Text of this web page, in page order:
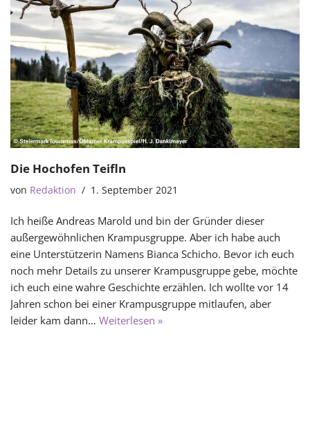
Die Hochofen Teifln
von Redaktion 1. September 2021
Ich heiße Andreas Marold und bin der Gründer dieser
außergewöhnlichen Krampusgruppe. Aber ich habe auch
eine Unterstützerin Namens Bianca Schicho. Bevor ich euch
noch mehr Details zu unserer Krampusgruppe gebe, möchte
ich euch eine wahre Geschichte erzählen. Ich wollte vor 14
Jahren schon bei einer Krampusgruppe mitlaufen, aber
leider kam dann… Weiterlesen »